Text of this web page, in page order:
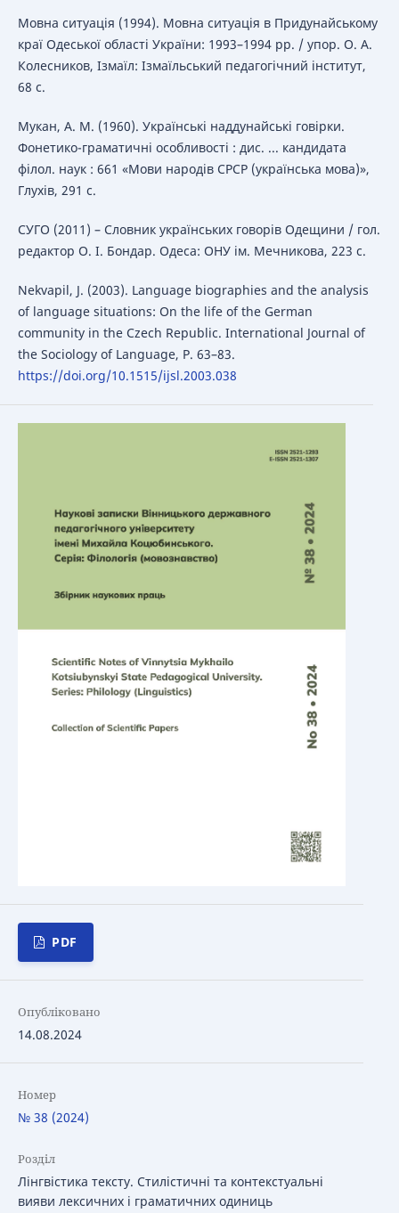
Мовна ситуація (1994). Мовна ситуація в Придунайському
краї Одеської області України: 1993–1994 рр. / упор. О. А.
Колесников, Ізмаїл: Ізмаїльський педагогічний інститут,
68 с.
Мукан, А. М. (1960). Українські наддунайські говірки.
Фонетико-граматичні особливості : дис. ... кандидата
філол. наук : 661 «Мови народів СРСР (українська мова)»,
Глухів, 291 с.
СУГО (2011) – Словник українських говорів Одещини / гол.
редактор О. І. Бондар. Одеса: ОНУ ім. Мечникова, 223 с.
Nekvapil, J. (2003). Language biographies and the analysis
of language situations: On the life of the German
community in the Czech Republic. International Journal of
the Sociology of Language, P. 63–83.
https://doi.org/10.1515/ijsl.2003.038
PDF
Опубліковано
14.08.2024
Номер
№ 38 (2024)
Розділ
Лінгвістика тексту. Стилістичні та контекстуальні
вияви лексичних і граматичних одиниць